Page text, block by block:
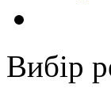
Вибір